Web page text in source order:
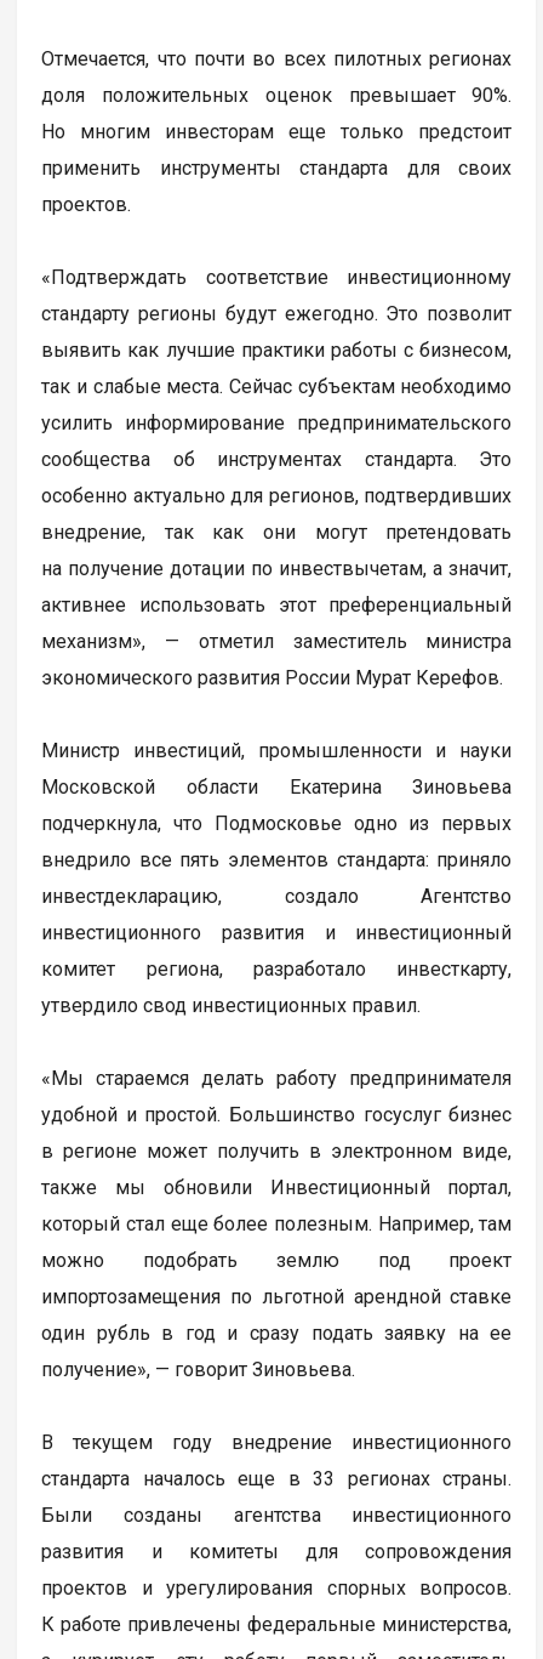
Отмечается, что почти во всех пилотных регионах
доля положительных оценок превышает 90%.
Но многим инвесторам еще только предстоит
применить инструменты стандарта для своих
проектов.
«Подтверждать соответствие инвестиционному
стандарту регионы будут ежегодно. Это позволит
выявить как лучшие практики работы с бизнесом,
так и слабые места. Сейчас субъектам необходимо
усилить информирование предпринимательского
сообщества об инструментах стандарта. Это
особенно актуально для регионов, подтвердивших
внедрение, так как они могут претендовать
на получение дотации по инвествычетам, а значит,
активнее использовать этот преференциальный
механизм», — отметил заместитель министра
экономического развития России Мурат Керефов.
Министр инвестиций, промышленности и науки
Московской области Екатерина Зиновьева
подчеркнула, что Подмосковье одно из первых
внедрило все пять элементов стандарта: приняло
инвестдекларацию, создало Агентство
инвестиционного развития и инвестиционный
комитет региона, разработало инвесткарту,
утвердило свод инвестиционных правил.
«Мы стараемся делать работу предпринимателя
удобной и простой. Большинство госуслуг бизнес
в регионе может получить в электронном виде,
также мы обновили Инвестиционный портал,
который стал еще более полезным. Например, там
можно подобрать землю под проект
импортозамещения по льготной арендной ставке
один рубль в год и сразу подать заявку на ее
получение», — говорит Зиновьева.
В текущем году внедрение инвестиционного
стандарта началось еще в 33 регионах страны.
Были созданы агентства инвестиционного
развития и комитеты для сопровождения
проектов и урегулирования спорных вопросов.
К работе привлечены федеральные министерства,